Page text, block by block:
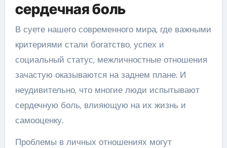
сердечная боль
В суете нашего современного мира, где важными
критериями стали богатство, успех и
социальный статус, межличностные отношения
зачастую оказываются на заднем плане. И
неудивительно, что многие люди испытывают
сердечную боль, влияющую на их жизнь и
самооценку.
Проблемы в личных отношениях могут